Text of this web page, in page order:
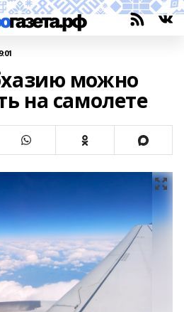
можно
на самолете